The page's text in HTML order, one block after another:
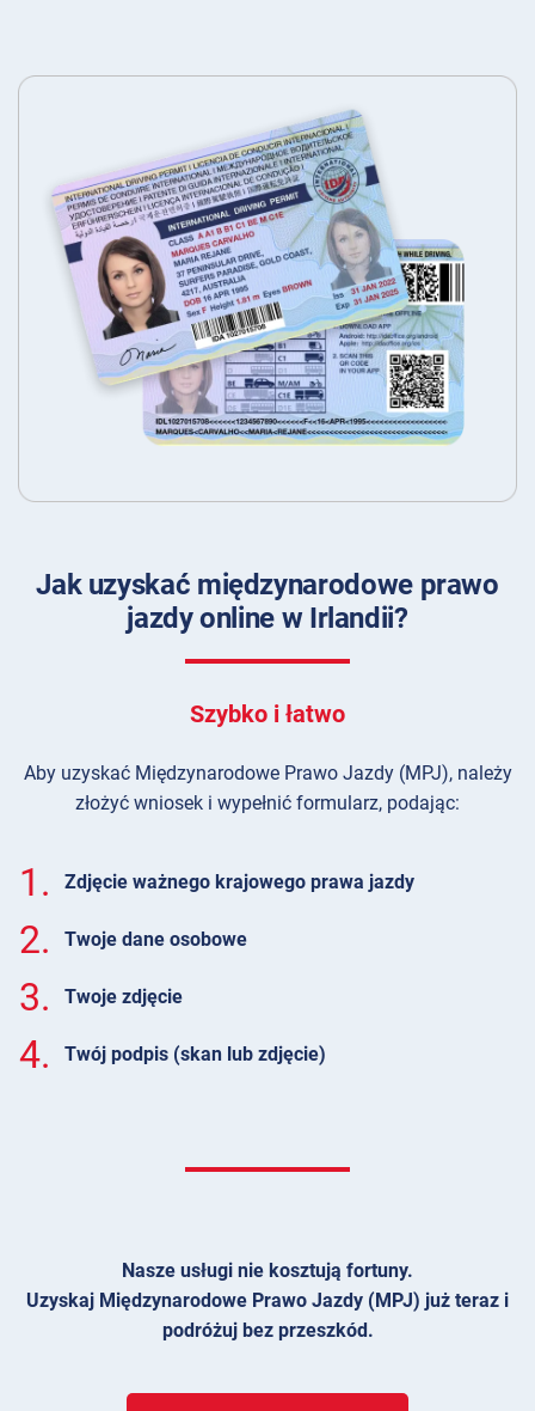
Jak uzyskać międzynarodowe prawo
jazdy online w Irlandii?
Szybko i łatwo
Aby uzyskać Międzynarodowe Prawo Jazdy (MPJ), należy
złożyć wniosek i wypełnić formularz, podając:
1. Zdjęcie ważnego krajowego prawa jazdy
2. Twoje dane osobowe
3. Twoje zdjęcie
4. Twój podpis (skan lub zdjęcie)
Nasze usługi nie kosztują fortuny.
Uzyskaj Międzynarodowe Prawo Jazdy (MPJ) już teraz i
podróżuj bez przeszkód.